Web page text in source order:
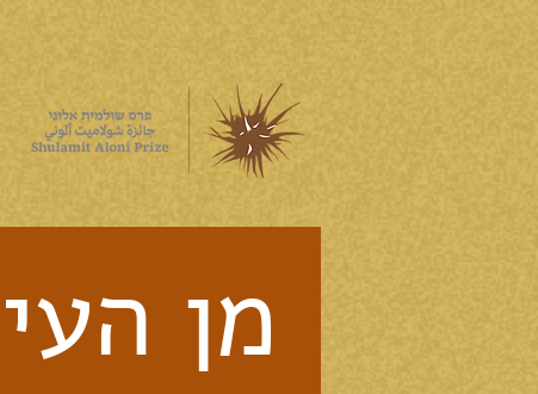
מן